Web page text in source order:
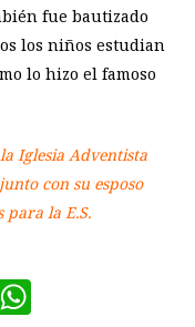
fue bautizado
los niños estudian
lo hizo el famoso
Iglesia Adventista
con su esposo
para la E.S.